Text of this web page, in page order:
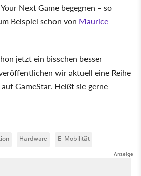
Next Game begegnen – so
Beispiel schon von Maurice
jetzt ein bisschen besser
wir aktuell eine Reihe
GameStar. Heißt sie gerne
Hardware E-Mobilität